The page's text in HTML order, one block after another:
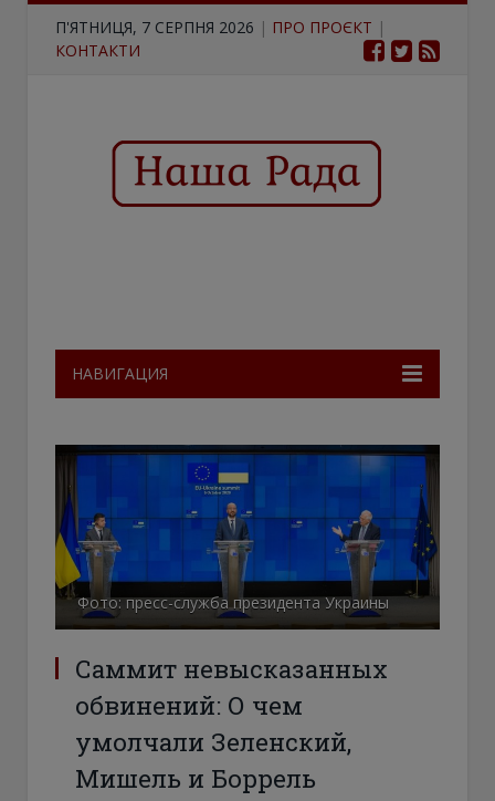
П'ЯТНИЦЯ, 7 СЕРПНЯ 2026 | ПРО ПРОЄКТ |
КОНТАКТИ
НАВИГАЦИЯ
Фото: пресс-служба президента Украины
Саммит невысказанных
обвинений: О чем
умолчали Зеленский,
Мишель и Боррель